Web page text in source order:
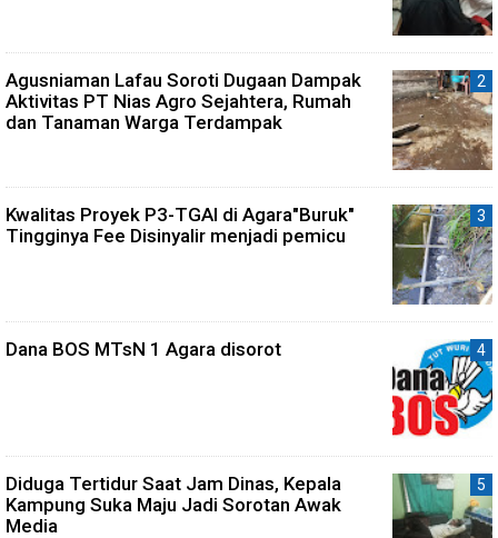
Agusniaman Lafau Soroti Dugaan Dampak
Aktivitas PT Nias Agro Sejahtera, Rumah
dan Tanaman Warga Terdampak
Kwalitas Proyek P3-TGAI di Agara"Buruk"
Tingginya Fee Disinyalir menjadi pemicu
Dana BOS MTsN 1 Agara disorot
Diduga Tertidur Saat Jam Dinas, Kepala
Kampung Suka Maju Jadi Sorotan Awak
Media